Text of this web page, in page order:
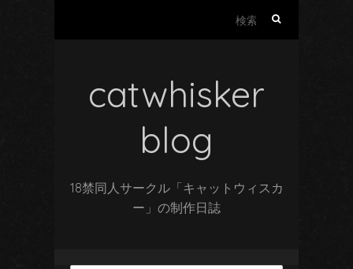
catwhisker
blog
18禁同人サークル「キャットウィスカ
ー」の制作日誌